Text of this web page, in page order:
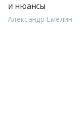
и нюансы
Александр Емелин